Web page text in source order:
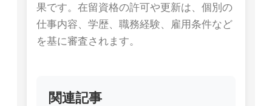
果です。在留資格の許可や更新は、個別の
仕事内容、学歴、職務経験、雇用条件など
を基に審査されます。
関連記事